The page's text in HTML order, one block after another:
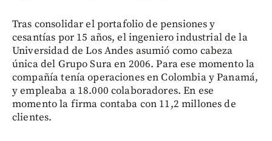
Tras consolidar el portafolio de pensiones y
cesantías por 15 años, el ingeniero industrial de la
Universidad de Los Andes asumió como cabeza
única del Grupo Sura en 2006. Para ese momento la
compañía tenía operaciones en Colombia y Panamá,
y empleaba a 18.000 colaboradores. En ese
momento la firma contaba con 11,2 millones de
clientes.